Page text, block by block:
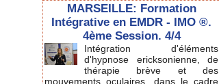
MARSEILLE: Formation
Intégrative en EMDR - IMO ®.
4ème Session. 4/4
Intégration d'éléments
d'hypnose ericksonienne, de
thérapie brève et des
mouvements oculaires, dans le cadre